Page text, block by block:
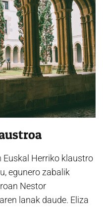
Herriko klaustro
egunero zabalik
Nestor
lanak daude. Eliza